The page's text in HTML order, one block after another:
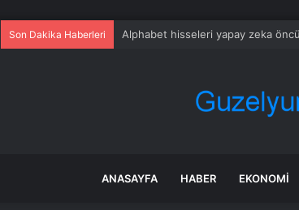
Son Dakika Haberleri Alphabet hisseleri yapay zeka
ANASAYFA HABER EKONOMI